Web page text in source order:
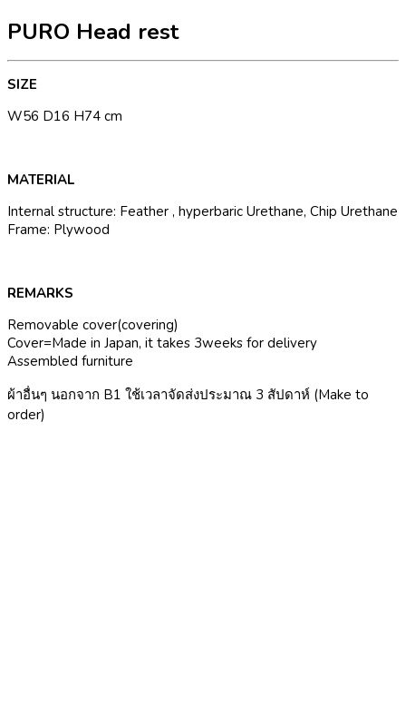
PURO Head rest
SIZE
W56 D16 H74 cm
MATERIAL
Internal structure: Feather , hyperbaric Urethane, Chip Urethane
Frame: Plywood
REMARKS
Removable cover(covering)
Cover=Made in Japan, it takes 3weeks for delivery
Assembled furniture
ผ้าอื่นๆ นอกจาก B1 ใช้เวลาจัดส่งประมาณ 3 สัปดาห์ (Make to
order)